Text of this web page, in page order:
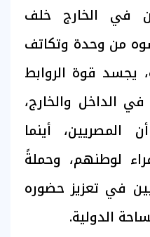
في الخارج خلف
من وحدة وتكاتف
يجسد قوة الروابط
الداخل والخارج،
أينما
لوطنهم، وحملةً
في تعزيز حضوره
الدولية.